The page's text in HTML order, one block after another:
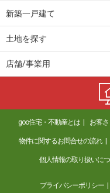
新築一戸建て
土地を探す
店舗/事業用
goo住宅・不動産とは お客
物件に関するお問合せの流れ
個人情報の取り扱いに
プライバシーポリシー